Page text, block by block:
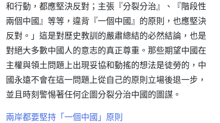
和行動，都應堅決反對；主張『分裂分治』、『階段性
兩個中國』等等，違背『一個中國』的原則，也應堅決
反對。」這是對歷史教訓的嚴肅總結的必然結論，也是
對絕大多數中國人的意志的真正尊重。那些期望中國在
主權與領土問題上出現妥協和動搖的想法是徒勞的，中
國永遠不會在這一問題上從自己的原則立場後退一步，
並且時刻警惕著任何企圖分裂分治中國的圖謀。
兩岸都要堅持「一個中國」原則